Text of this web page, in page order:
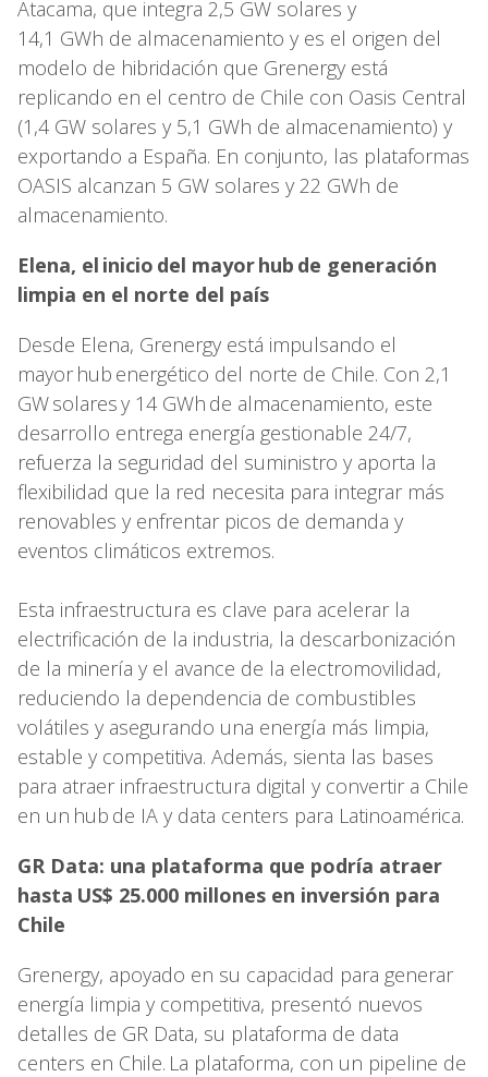
Atacama, que integra 2,5 GW solares y
14,1 GWh de almacenamiento y es el origen del
modelo de hibridación que Grenergy está
replicando en el centro de Chile con Oasis Central
(1,4 GW solares y 5,1 GWh de almacenamiento) y
exportando a España. En conjunto, las plataformas
OASIS alcanzan 5 GW solares y 22 GWh de
almacenamiento.
Elena, el inicio del mayor hub de generación
limpia en el norte del país
Desde Elena, Grenergy está impulsando el
mayor hub energético del norte de Chile. Con 2,1
GW solares y 14 GWh de almacenamiento, este
desarrollo entrega energía gestionable 24/7,
refuerza la seguridad del suministro y aporta la
flexibilidad que la red necesita para integrar más
renovables y enfrentar picos de demanda y
eventos climáticos extremos.
Esta infraestructura es clave para acelerar la
electrificación de la industria, la descarbonización
de la minería y el avance de la electromovilidad,
reduciendo la dependencia de combustibles
volátiles y asegurando una energía más limpia,
estable y competitiva. Además, sienta las bases
para atraer infraestructura digital y convertir a Chile
en un hub de IA y data centers para Latinoamérica.
GR Data: una plataforma que podría atraer
hasta US$ 25.000 millones en inversión para
Chile
Grenergy, apoyado en su capacidad para generar
energía limpia y competitiva, presentó nuevos
detalles de GR Data, su plataforma de data
centers en Chile. La plataforma, con un pipeline de